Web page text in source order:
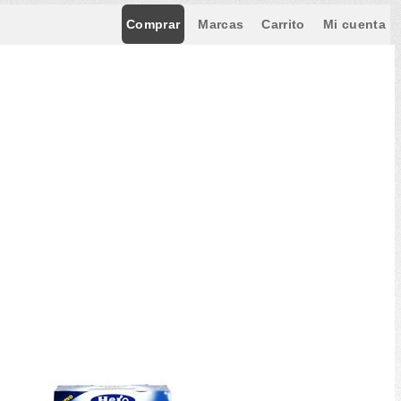
Comprar Marcas Carrito Mi cuenta